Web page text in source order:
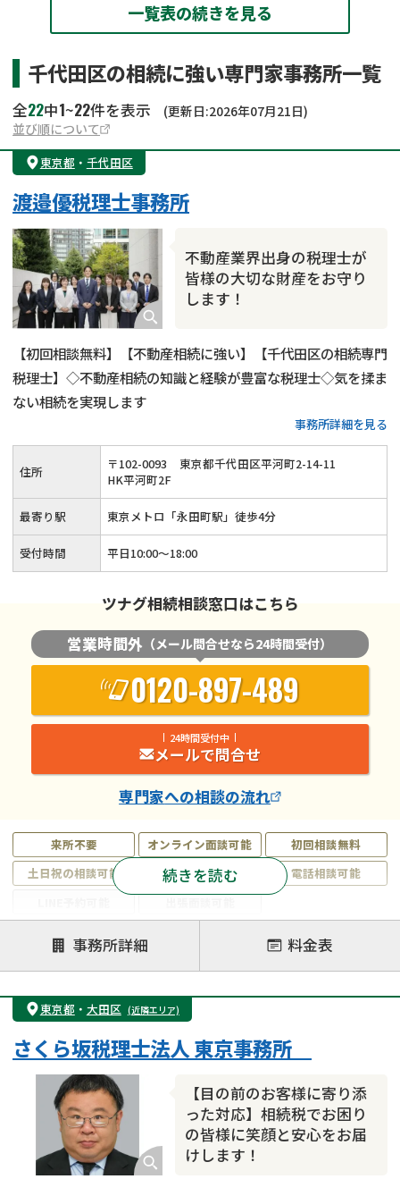
一覧表の続きを見る
千代田区の相続に強い専門家事務所一覧
全22中1~22件を表示
(更新日:2026年07月21日)
並び順について
東京都 ・ 千代田区
不動産業界出身の税理士が
皆様の大切な財産をお守り
します！
渡邉優税理士事務所
【初回相談無料】【不動産相続に強い】【千代田区の相続専門
税理士】◇不動産相続の知識と経験が豊富な税理士◇気を揉ま
ない相続を実現します
事務所詳細を見る
来所不要 オンライン面談可能
初回相談無料
土日祝の相談可能
19時以降電話可能
電話相談可能
注力案件
遺言書作成・遺言執行
相続放棄
相続登記
遺産分割
遺留分侵害額請求
相続税申告
相続手続き
銀行手続き
成年後見・任意後見
贈与税
相続人調査
相続トラブル
続きを読む
住所 〒102-0093
東京都千代田区平河町2-14-11
HK平河町2F
最寄り駅 東京メトロ「永田町駅」徒歩4分
受付時間 平日10:00～18:00
ツナグ相続相談窓口はこちら
営業時間外 （メール問合せなら24時間受付）
0120-897-489
24時間受付中
メールで問合せ
専門家への相談の流れ
事務所詳細 料金表
東京都 ・ 大田区 (近隣エリア)
【目の前のお客様に寄り添
った対応】相続税でお困り
の皆様に笑顔と安心をお届
けします！
さくら坂税理士法人 東京事務所